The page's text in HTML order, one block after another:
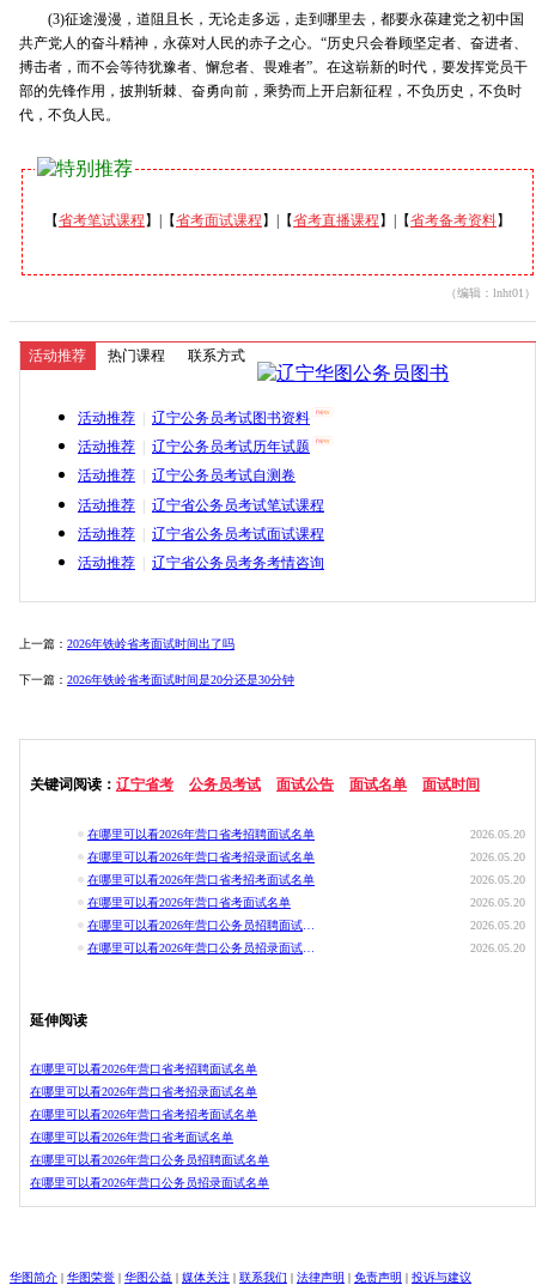
(3)征途漫漫，道阻且长，无论走多远，走到哪里去，都要永葆建党之初中国
共产党人的奋斗精神，永葆对人民的赤子之心。“历史只会眷顾坚定者、奋进者、
搏击者，而不会等待犹豫者、懈怠者、畏难者”。在这崭新的时代，要发挥党员干
部的先锋作用，披荆斩棘、奋勇向前，乘势而上开启新征程，不负历史，不负时
代，不负人民。
【省考笔试课程】|【省考面试课程】|【省考直播课程】|【省考备考资料】
（编辑：lnht01）
活动推荐 热门课程 联系方式
活动推荐 辽宁公务员考试图书资料
活动推荐 辽宁公务员考试历年试题
活动推荐 辽宁公务员考试自测卷
活动推荐 辽宁省公务员考试笔试课程
活动推荐 辽宁省公务员考试面试课程
活动推荐 辽宁省公务员考务考情咨询
上一篇： 2026年铁岭省考面试时间出了吗
下一篇： 2026年铁岭省考面试时间是20分还是30分钟
关键词阅读： 辽宁省考 公务员考试 面试公告 面试名单 面试时间
在哪里可以看2026年营口省考招聘面试名单
2026.05.20
在哪里可以看2026年营口省考招录面试名单
2026.05.20
在哪里可以看2026年营口省考招考面试名单
2026.05.20
在哪里可以看2026年营口省考面试名单
2026.05.20
2026.05.20
2026.05.20
延伸阅读
在哪里可以看2026年营口省考招聘面试名单
在哪里可以看2026年营口省考招录面试名单
在哪里可以看2026年营口省考招考面试名单
在哪里可以看2026年营口省考面试名单
在哪里可以看2026年营口公务员招聘面试名单
在哪里可以看2026年营口公务员招录面试名单
华图简介 | 华图荣誉 | 华图公益 | 媒体关注 | 联系我们 | 法律声明 | 免责声明 | 投诉与建议